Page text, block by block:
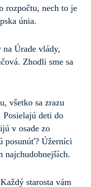
rozpočtu, nech to je
únia.
Úrade vlády,
Zhodli sme sa
všetko sa zrazu
deti do
v osade zo
posunúť? Úžerníci
najchudobnejších.
starosta vám